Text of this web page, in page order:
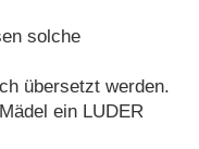
solche
übersetzt werden.
ein LUDER